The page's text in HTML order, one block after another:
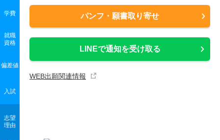
パンフ・願書取り寄せ
LINEで通知を受け取る
WEB出願関連情報
学費
就職
資格
偏差値
入試
志望
理由